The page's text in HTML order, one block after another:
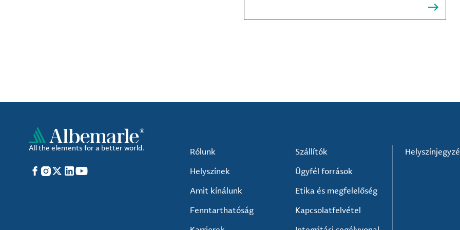
kompozit-anyag készítők és mások számára.
All the elements for a better world.
Facebook
Instagram
X LinkedIn
YouTube
Rólunk
Helyszínek
Amit kínálunk
Fenntarthatóság
Szállítók
Ügyfél források
Etika és megfelelőség
Kapcsolatfelvétel